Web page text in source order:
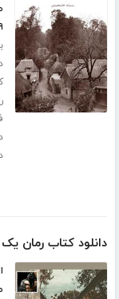
دانلود کتاب رمان